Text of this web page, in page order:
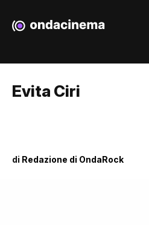
Evita Ciri
di Redazione di OndaRock